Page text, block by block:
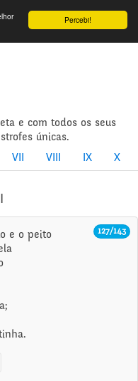
Percebi!
e com todos os seus
únicas.
VII VIII IX X
127/143
e o peito